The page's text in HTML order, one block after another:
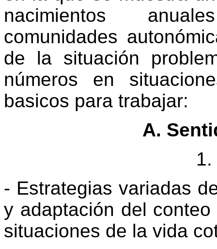
nacimientos
comunidades
de la situación
números en
basicos para trabajar:
A.
- Estrategias variadas
y adaptación del
situaciones de la vida